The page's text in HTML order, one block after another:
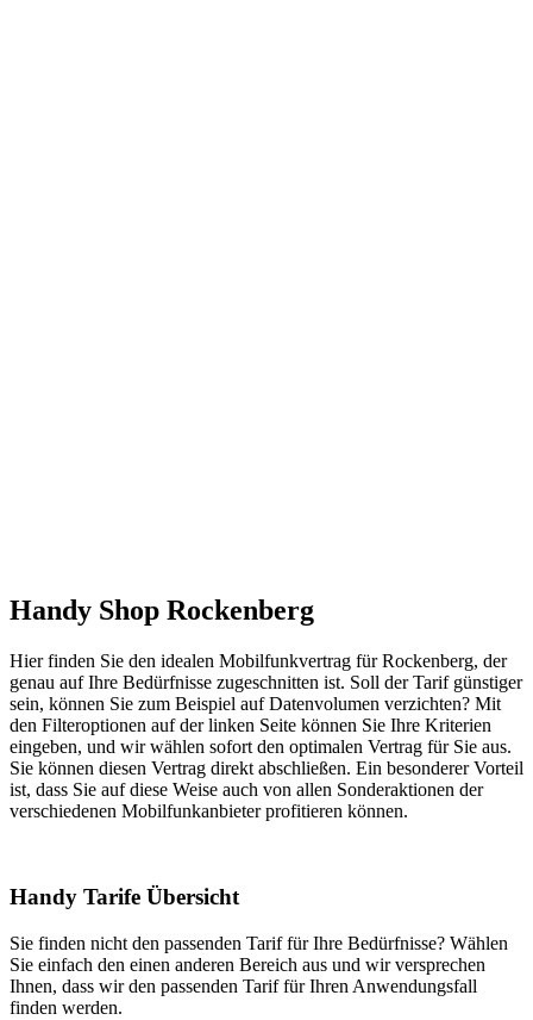
Handy Shop Rockenberg
Hier finden Sie den idealen Mobilfunkvertrag für Rockenberg, der
genau auf Ihre Bedürfnisse zugeschnitten ist. Soll der Tarif günstiger
sein, können Sie zum Beispiel auf Datenvolumen verzichten? Mit
den Filteroptionen auf der linken Seite können Sie Ihre Kriterien
eingeben, und wir wählen sofort den optimalen Vertrag für Sie aus.
Sie können diesen Vertrag direkt abschließen. Ein besonderer Vorteil
ist, dass Sie auf diese Weise auch von allen Sonderaktionen der
verschiedenen Mobilfunkanbieter profitieren können.
Handy Tarife Übersicht
Sie finden nicht den passenden Tarif für Ihre Bedürfnisse? Wählen
Sie einfach den einen anderen Bereich aus und wir versprechen
Ihnen, dass wir den passenden Tarif für Ihren Anwendungsfall
finden werden.